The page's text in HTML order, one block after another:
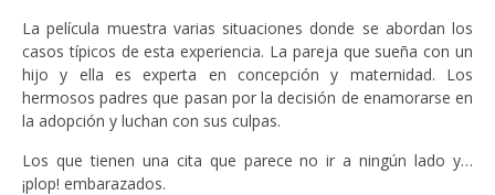
La película muestra varias situaciones donde se abordan los
casos típicos de esta experiencia. La pareja que sueña con un
hijo y ella es experta en concepción y maternidad. Los
hermosos padres que pasan por la decisión de enamorarse en
la adopción y luchan con sus culpas.
Los que tienen una cita que parece no ir a ningún lado y…
¡plop! embarazados.